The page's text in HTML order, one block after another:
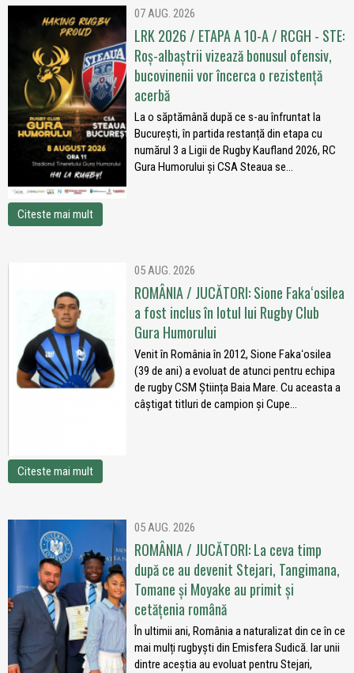
07 AUG. 2026
LRK 2026 / ETAPA A 10-A / RCGH - STE:
Roș-albaștrii vizează bonusul ofensiv,
bucovinenii vor încerca o rezistență
acerbă
La o săptămână după ce s-au înfruntat la
București, în partida restanță din etapa cu
numărul 3 a Ligii de Rugby Kaufland 2026, RC
Gura Humorului și CSA Steaua se...
Citeste mai mult
05 AUG. 2026
ROMÂNIA / JUCĂTORI: Sione Fakaʻosilea
a fost inclus în lotul lui Rugby Club
Gura Humorului
Venit în România în 2012, Sione Fakaʻosilea
(39 de ani) a evoluat de atunci pentru echipa
de rugby CSM Știința Baia Mare. Cu aceasta a
câștigat titluri de campion și Cupe...
Citeste mai mult
05 AUG. 2026
ROMÂNIA / JUCĂTORI: La ceva timp
după ce au devenit Stejari, Tangimana,
Tomane și Moyake au primit și
cetățenia română
În ultimii ani, România a naturalizat din ce în ce
mai mulți rugbyști din Emisfera Sudică. Iar unii
dintre aceștia au evoluat pentru Stejari,